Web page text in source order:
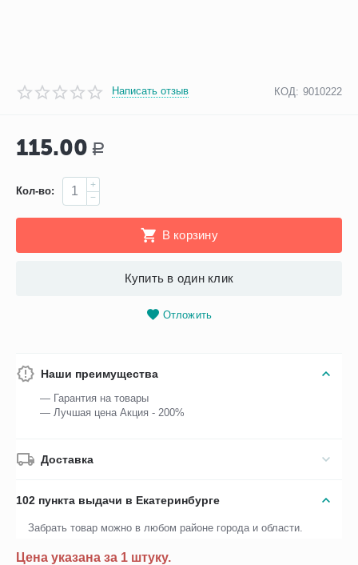
Написать отзыв КОД: 9010222
115.00 Р
Кол-во:
+
−
В корзину
Купить в один клик
Отложить
Наши преимущества
— Гарантия на товары
— Лучшая цена Акция - 200%
Доставка
102 пункта выдачи в Екатеринбурге
Забрать товар можно в любом районе города и области.
Цена указана за 1 штуку.